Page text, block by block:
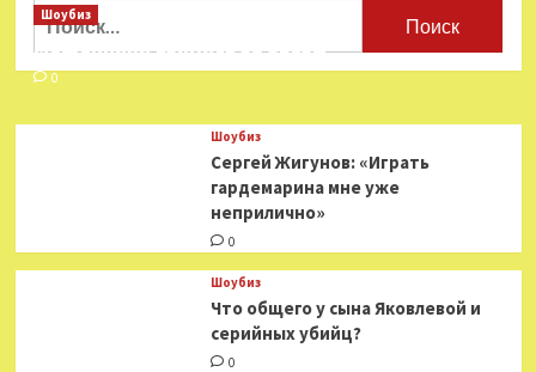
фильм
«Иван
меняет
профессию»
Найти:
Шоубиз
Мошенники взялись за звезд
0
Шоубиз
Сергей Жигунов: «Играть
гардемарина мне уже
неприлично»
0
Шоубиз
Что общего у сына Яковлевой и
серийных убийц?
0